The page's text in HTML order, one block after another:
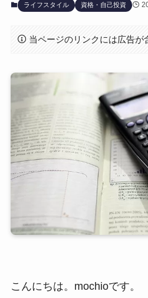
ライフスタイル 資格・自己投資
当ページのリンクには広告が
こんにちは。mochioです。